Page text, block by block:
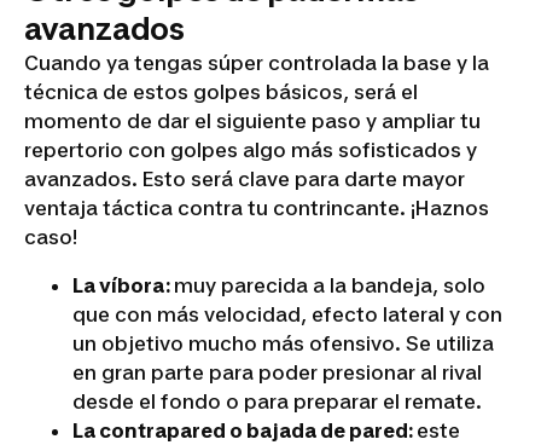
avanzados
Cuando ya tengas súper controlada la base y la
técnica de estos golpes básicos, será el
momento de dar el siguiente paso y ampliar tu
repertorio con golpes algo más sofisticados y
avanzados. Esto será clave para darte mayor
ventaja táctica contra tu contrincante. ¡Haznos
caso!
La víbora: muy parecida a la bandeja, solo
que con más velocidad, efecto lateral y con
un objetivo mucho más ofensivo. Se utiliza
en gran parte para poder presionar al rival
desde el fondo o para preparar el remate.
La contrapared o bajada de pared: este